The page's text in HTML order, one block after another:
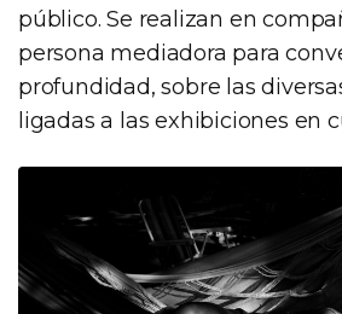
público. Se realizan en
persona mediadora para
profundidad, sobre las
ligadas a las exhibiciones en